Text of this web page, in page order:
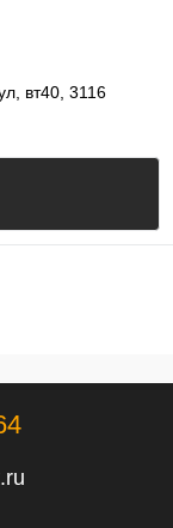
вт40, 3116